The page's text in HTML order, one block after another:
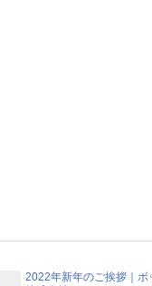
2022年新年のご挨拶｜ボ